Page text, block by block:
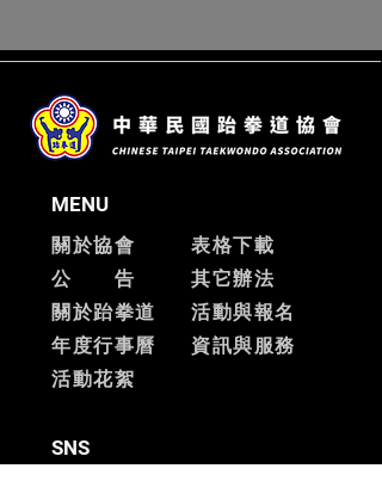
MENU
關於協會
公 告
關於跆拳道
​年度行事曆
​活動花絮
表格下載
其它辦法
活動與報名
資訊與服務
SNS